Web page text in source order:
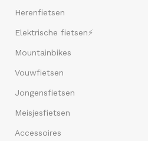
Herenfietsen
Elektrische fietsen⚡
Mountainbikes
Vouwfietsen
Jongensfietsen
Meisjesfietsen
Accessoires